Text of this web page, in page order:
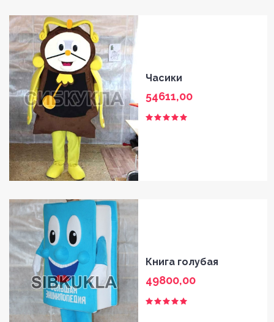
Часики
54611,00
Книга голубая
49800,00